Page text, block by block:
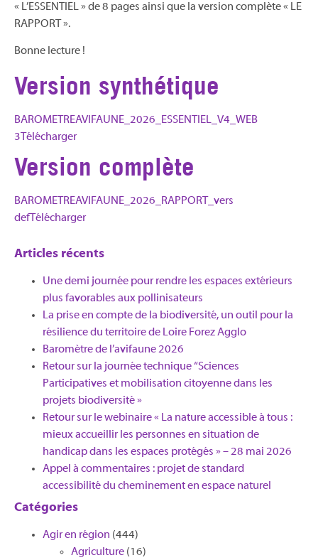
« L’ESSENTIEL » de 8 pages ainsi que la version complète « LE
RAPPORT ».
Bonne lecture !
Version synthétique
BAROMETREAVIFAUNE_2026_ESSENTIEL_V4_WEB
3Télécharger
Version complète
BAROMETREAVIFAUNE_2026_RAPPORT_vers
defTélécharger
Articles récents
Une demi journée pour rendre les espaces extérieurs
plus favorables aux pollinisateurs
La prise en compte de la biodiversité, un outil pour la
résilience du territoire de Loire Forez Agglo​
Baromètre de l’avifaune 2026
Retour sur la journée technique “Sciences
Participatives et mobilisation citoyenne dans les
projets biodiversité »
Retour sur le webinaire « La nature accessible à tous :
mieux accueillir les personnes en situation de
handicap dans les espaces protégés » – 28 mai 2026
Appel à commentaires : projet de standard
accessibilité du cheminement en espace naturel
Catégories
Agir en région (444)
Agriculture (16)